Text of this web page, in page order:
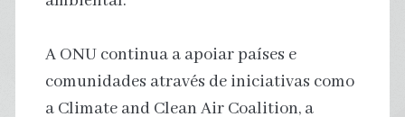
A ONU continua a apoiar países e
comunidades através de iniciativas como
a Climate and Clean Air Coalition, a